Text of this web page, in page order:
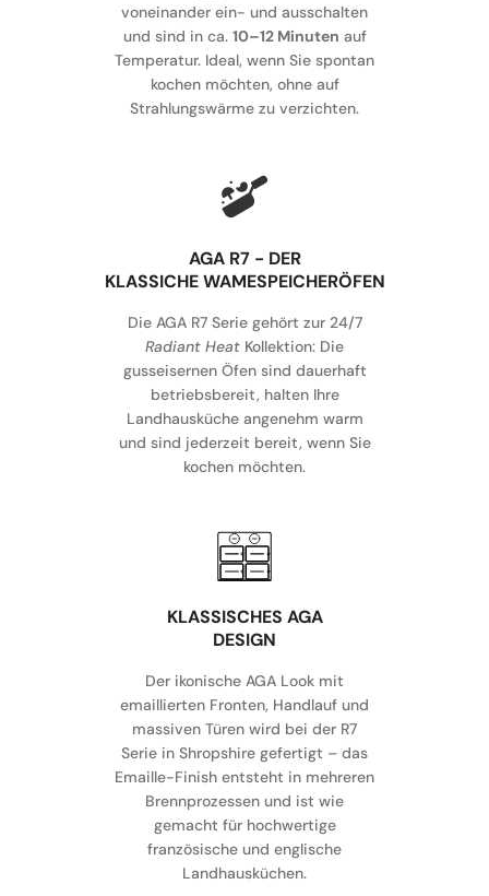
voneinander ein- und ausschalten
und sind in ca. 10–12 Minuten auf
Temperatur. Ideal, wenn Sie spontan
kochen möchten, ohne auf
Strahlungswärme zu verzichten.
AGA R7 - DER
KLASSICHE WAMESPEICHERÖFEN
Die AGA R7 Serie gehört zur 24/7
Radiant Heat Kollektion: Die
gusseisernen Öfen sind dauerhaft
betriebsbereit, halten Ihre
Landhausküche angenehm warm
und sind jederzeit bereit, wenn Sie
kochen möchten.
KLASSISCHES AGA
DESIGN
Der ikonische AGA Look mit
emaillierten Fronten, Handlauf und
massiven Türen wird bei der R7
Serie in Shropshire gefertigt – das
Emaille-Finish entsteht in mehreren
Brennprozessen und ist wie
gemacht für hochwertige
französische und englische
Landhausküchen.